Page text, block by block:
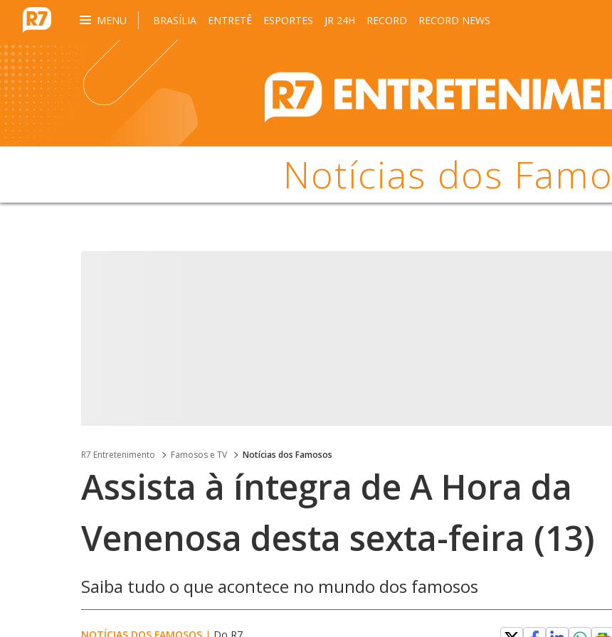
MENU BRASÍLIA ENTRETÊ ESPORTES JR 24H RECORD RECORD NEWS
Notícias dos
R7 Entretenimento Famosos e TV Notícias dos Famosos
Assista à íntegra de A Hora da
Venenosa desta sexta-feira (13)
Saiba tudo o que acontece no mundo dos famosos